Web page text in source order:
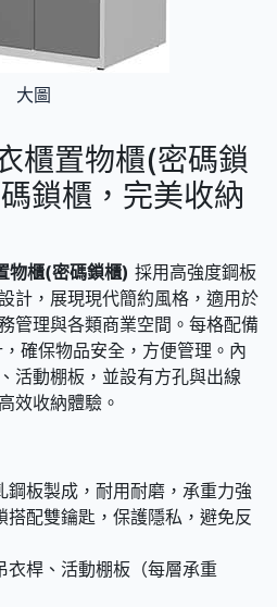
大圖
櫃置物櫃(密碼鎖
鎖櫃，完美收納
物櫃(密碼鎖櫃) 採用高強度鋼板
計，展現現代簡約風格，適用於
管理與各類商業空間。每格配備
確保物品安全，方便管理。內
活動棚板，並設有方孔與出線
效收納體驗。
板製成，耐用耐磨，承重力強
搭配雙鑰匙，保護隱私，避免反
衣桿、活動棚板（每層承重